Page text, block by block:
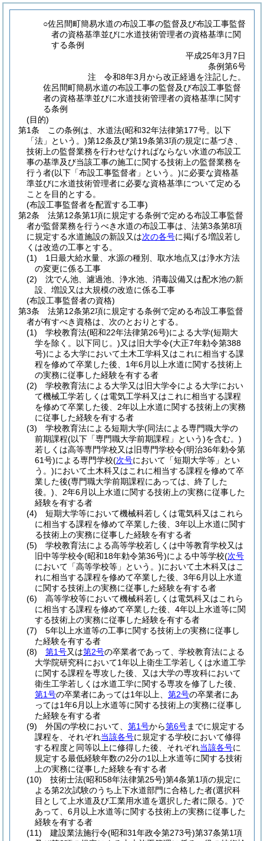
○佐呂間町簡易水道の布設工事の監督及び布設工事監督
者の資格基準並びに水道技術管理者の資格基準に関
する条例
平成25年3月7日
条例第6号
注 令和8年3月から改正経過を注記した。
佐呂間町簡易水道の布設工事の監督及び布設工事監督
者の資格基準並びに水道技術管理者の資格基準に関す
る条例
(目的)
第1条
この条例は、水道法(昭和32年法律第177号。以下
「法」という。)第12条及び第19条第3項の規定に基づき、
技術上の監督業務を行わせなければならない水道の布設工
事の基準及び当該工事の施工に関する技術上の監督業務を
行う者(以下「布設工事監督者」という。)に必要な資格基
準並びに水道技術管理者に必要な資格基準について定める
ことを目的とする。
(布設工事監督者を配置する工事)
第2条
法第12条第1項に規定する条例で定める布設工事監督
者が監督業務を行うべき水道の布設工事は、法第3条第8項
に規定する水道施設の新設又は次の各号に掲げる増設若し
くは改造の工事とする。
(1)
1日最大給水量、水源の種別、取水地点又は浄水方法
の変更に係る工事
(2)
沈でん池、濾過池、浄水池、消毒設備又は配水池の新
設、増設又は大規模の改造に係る工事
(布設工事監督者の資格)
第3条
法第12条第2項に規定する条例で定める布設工事監督
者が有すべき資格は、次のとおりとする。
(1)
学校教育法(昭和22年法律第26号)による大学(短期大
学を除く。以下同じ。)又は旧大学令(大正7年勅令第388
号)による大学において土木工学科又はこれに相当する課
程を修めて卒業した後、1年6月以上水道に関する技術上
の実務に従事した経験を有する者
(2)
学校教育法による大学又は旧大学令による大学におい
て機械工学若しくは電気工学科又はこれに相当する課程
を修めて卒業した後、2年以上水道に関する技術上の実務
に従事した経験を有する者
(3)
学校教育法による短期大学(同法による専門職大学の
前期課程(以下「専門職大学前期課程」という)を含む。)
若しくは高等専門学校又は旧専門学校令(明治36年勅令第
61号)による専門学校(次号において「短期大学等」とい
う。)において土木科又はこれに相当する課程を修めて卒
業した後(専門職大学前期課程にあっては、終了した
後。) 、2年6月以上水道に関する技術上の実務に従事した
経験を有する者
(4)
短期大学等において機械科若しくは電気科又はこれら
に相当する課程を修めて卒業した後、3年以上水道に関す
る技術上の実務に従事した経験を有する者
(5)
学校教育法による高等学校若しくは中等教育学校又は
旧中等学校令(昭和18年勅令第36号)による中等学校(次号
において「高等学校等」という。)において土木科又はこ
れに相当する課程を修めて卒業した後、3年6月以上水道
に関する技術上の実務に従事した経験を有する者
(6)
高等学校等において機械科若しくは電気科又はこれら
に相当する課程を修めて卒業した後、4年以上水道等に関
する技術上の実務に従事した経験を有する者
(7)
5年以上水道等の工事に関する技術上の実務に従事し
た経験を有する者
(8)
第1号又は第2号の卒業者であって、学校教育法による
大学院研究科において1年以上衛生工学若しくは水道工学
に関する課程を専攻した後、又は大学の専攻科において
衛生工学若しくは水道工学に関する専攻を修了した後、
第1号の卒業者にあっては1年以上、 第2号の卒業者にあ
っては1年6月以上水道等に関する技術上の実務に従事し
た経験を有する者
(9)
外国の学校において、 第1号から第6号までに規定する
課程を、それぞれ当該各号に規定する学校において修得
する程度と同等以上に修得した後、それぞれ当該各号に
規定する最低経験年数の2分の1以上水道等に関する技術
上の実務に従事した経験を有する者
(10)
技術士法(昭和58年法律第25号)第4条第1項の規定に
よる第2次試験のうち上下水道部門に合格した者(選択科
目として上水道及び工業用水道を選択した者に限る。)で
あって、6月以上水道等に関する技術上の実務に従事した
経験を有する者
(11)
建設業法施行令(昭和31年政令第273号)第37条第1項